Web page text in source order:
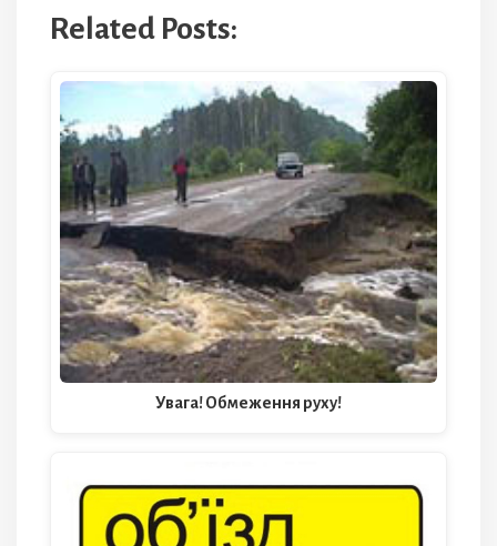
Related Posts:
Увага! Обмеження руху!